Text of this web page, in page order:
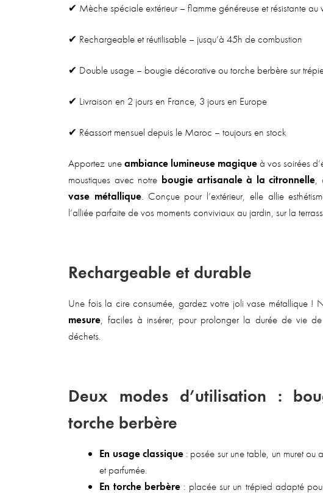
✔ Mèche spéciale extérieur – flamme généreuse et résistante au
✔ Rechargeable et réutilisable – jusqu’à 45h de combustion
✔ Double usage – bougie décorative ou torche berbère sur
✔ Livraison en 2 jours en France, 3 jours en Europe
✔ Réassort mensuel depuis le Maroc – toujours en stock
Apportez uneambiance lumineuse magiqueà vos soirées
moustiques avec notre bougie artisanale à la citronnelle,
vase métallique. Conçue pour l’extérieur, elle allie
l’alliée parfaite de vos moments conviviaux au jardin, sur la
Rechargeable et durable
Une fois la cire consumée, gardez votre joli vase métallique !
mesure, faciles à insérer, pour prolonger la durée de vie
déchets.
Deux modes d’utilisation :
torche berbère
En usage classique: posée sur une table, un muret ou
et parfumée.
En torche berbère : placée sur un trépied adapté